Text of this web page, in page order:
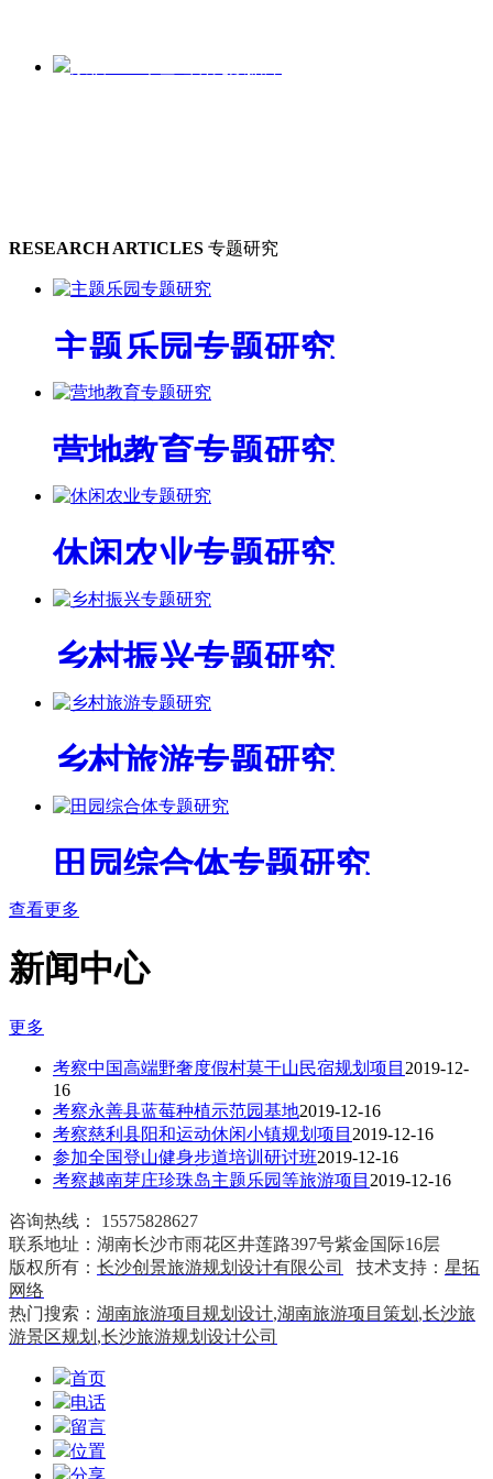
RESEARCH ARTICLES 专题研究
主题乐园专题研究
营地教育专题研究
休闲农业专题研究
乡村振兴专题研究
乡村旅游专题研究
田园综合体专题研究
查看更多
新闻中心
更多
考察中国高端野奢度假村莫干山民宿规划项目 2019-12-
16
考察永善县蓝莓种植示范园基地2019-12-16
考察慈利县阳和运动休闲小镇规划项目 2019-12-16
参加全国登山健身步道培训研讨班2019-12-16
考察越南芽庄珍珠岛主题乐园等旅游项目 2019-12-16
咨询热线： 15575828627
联系地址：湖南长沙市雨花区井莲路397号紫金国际16层
版权所有： 长沙创景旅游规划设计有限公司 技术支持： 星拓
网络
热门搜索： 湖南旅游项目规划设计,湖南旅游项目策划 ,长沙旅
游景区规划 ,长沙旅游规划设计公司
首页
电话
留言
位置